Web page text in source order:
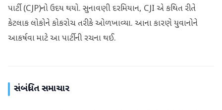
પાર્ટી (CJP)નો ઉદય થયો. સુનાવણી દરમિયાન, CJI એ કથિત રીતે
કેટલાક લોકોને કોકરોચ તરીકે ઓળખાવ્યા. આના કારણે યુવાનોને
આકર્ષવા માટે આ પાર્ટીની રચના થઈ.
સંબંધિત સમાચાર